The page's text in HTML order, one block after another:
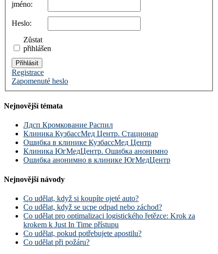
jméno:
Heslo:
Zůstat
přihlášen
Přihlásit
Registrace
Zapomenuté heslo
Nejnovější témata
Лдсп Кромкование Распил
Клиника КузбассМед Центр. Стационар
Ошибка в клинике КузбассМед Центр
Клиника ЮгМедЦентр. Ошибка анонимно
Ошибка анонимно в клинике ЮгМедЦентр
Nejnovější návody
Co udělat, když si koupíte ojeté auto?
Co udělat, když se ucpe odpad nebo záchod?
Co udělat pro optimalizaci logistického řetězce: Krok za
krokem k Just In Time přístupu
Co udělat, pokud potřebujete apostilu?
Co udělat při požáru?